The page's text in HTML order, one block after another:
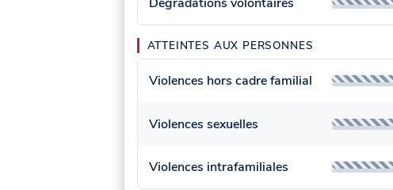
ATTEINTES AUX PERSONNES
Violences hors cadre familial
Violences sexuelles
Violences intrafamiliales